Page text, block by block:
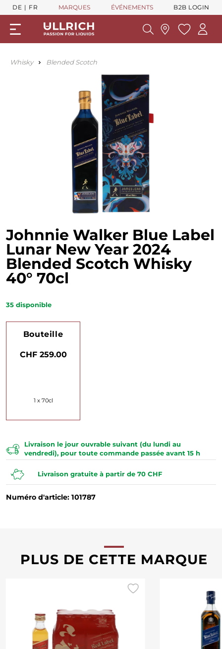
DE FR MARQUES ÉVÉNEMENTS B2B LOGIN
Whisky Blended Scotch
Johnnie Walker Blue Label
Lunar New Year 2024
Blended Scotch Whisky
40° 70cl
35 disponible
Bouteille
CHF 259.00
1 x 70cl
Livraison le jour ouvrable suivant (du lundi au
vendredi), pour toute commande passée avant 15 h
Livraison gratuite à partir de 70 CHF
Numéro d'article: 101787
PLUS DE CETTE MARQUE